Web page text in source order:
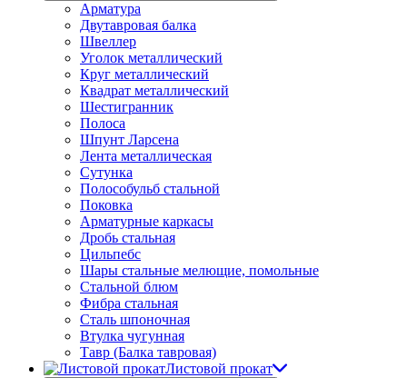
Арматура
Двутавровая балка
Швеллер
Уголок металлический
Круг металлический
Квадрат металлический
Шестигранник
Полоса
Шпунт Ларсена
Лента металлическая
Сутунка
Полособульб стальной
Поковка
Арматурные каркасы
Дробь стальная
Цильпебс
Шары стальные мелющие, помольные
Стальной блюм
Фибра стальная
Сталь шпоночная
Втулка чугунная
Тавр (Балка тавровая)
Листовой прокат